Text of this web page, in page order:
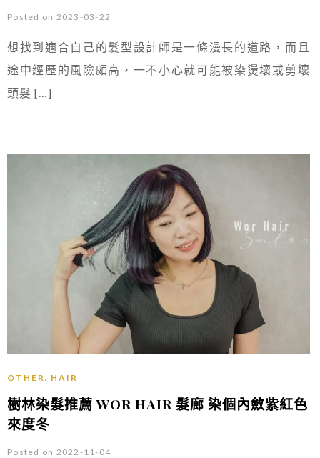
Posted on 2023-03-22
想找到適合自己的髮型設計師是一條漫長的道路，而且
途中經歷的風險頗高，一不小心就可能被染燙壞或剪壞
頭髮 […]
OTHER , HAIR
樹林染髮推薦 WOR HAIR 髮廊 染個內斂紫紅色
來度冬
Posted on 2022-11-04